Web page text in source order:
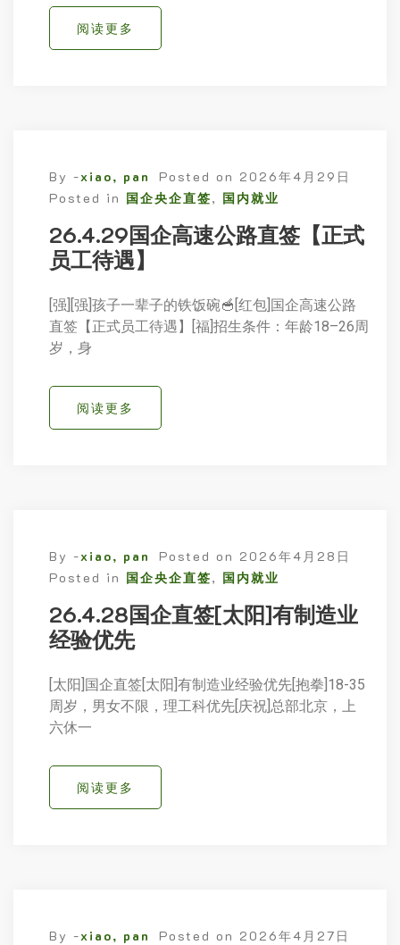
阅读更多
By -xiao, pan Posted on 2026年4月29日
Posted in 国企央企直签, 国内就业
26.4.29国企高速公路直签【正式
员工待遇】
[强][强]孩子一辈子的铁饭碗🥣[红包]国企高速公路
直签【正式员工待遇】[福]招生条件：年龄18–26周
岁，身
阅读更多
By -xiao, pan Posted on 2026年4月28日
Posted in 国企央企直签, 国内就业
26.4.28国企直签[太阳]有制造业
经验优先
[太阳]国企直签[太阳]有制造业经验优先[抱拳]18-35
周岁，男女不限，理工科优先[庆祝]总部北京，上
六休一
阅读更多
By -xiao, pan Posted on 2026年4月27日